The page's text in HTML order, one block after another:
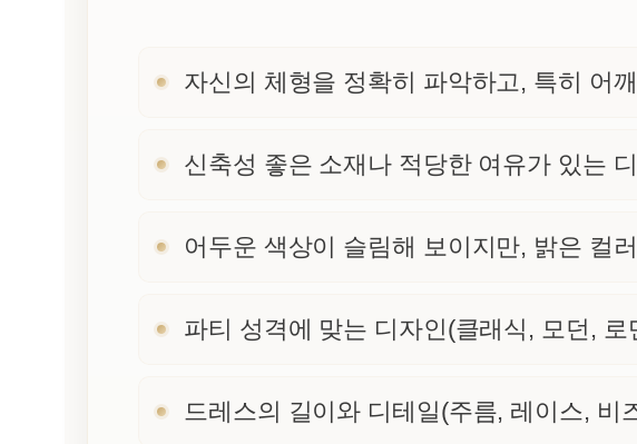
자신의 체형을 정확히 파악하고, 특히 어
신축성 좋은 소재나 적당한 여유가 있는
어두운 색상이 슬림해 보이지만, 밝은 컬
파티 성격에 맞는 디자인(클래식, 모던,
드레스의 길이와 디테일(주름, 레이스,